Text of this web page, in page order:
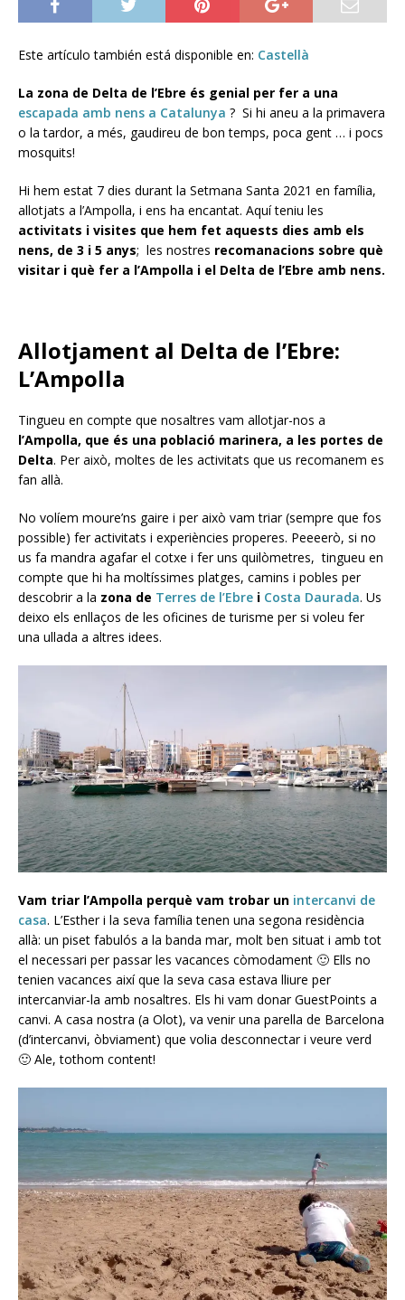
Este artículo también está disponible en: Castellà
La zona de Delta de l’Ebre és genial per fer a una
escapada amb nens a Catalunya ? Si hi aneu a la primavera
o la tardor, a més, gaudireu de bon temps, poca gent … i pocs
mosquits!
Hi hem estat 7 dies durant la Setmana Santa 2021 en família,
allotjats a l’Ampolla, i ens ha encantat. Aquí teniu les
activitats i visites que hem fet aquests dies amb els
nens, de 3 i 5 anys; les nostres recomanacions sobre què
visitar i què fer a l’Ampolla i el Delta de l’Ebre amb nens.
Allotjament al Delta de l’Ebre:
L’Ampolla
Tingueu en compte que nosaltres vam allotjar-nos a
l’Ampolla, que és una població marinera, a les portes de
Delta. Per això, moltes de les activitats que us recomanem es
fan allà.
No volíem moure’ns gaire i per això vam triar (sempre que fos
possible) fer activitats i experiències properes. Peeeerò, si no
us fa mandra agafar el cotxe i fer uns quilòmetres, tingueu en
compte que hi ha moltíssimes platges, camins i pobles per
descobrir a la zona de Terres de l’Ebre i Costa Daurada. Us
deixo els enllaços de les oficines de turisme per si voleu fer
una ullada a altres idees.
Vam triar l’Ampolla perquè vam trobar un intercanvi de
casa. L’Esther i la seva família tenen una segona residència
allà: un piset fabulós a la banda mar, molt ben situat i amb tot
el necessari per passar les vacances còmodament 🙂 Ells no
tenien vacances així que la seva casa estava lliure per
intercanviar-la amb nosaltres. Els hi vam donar GuestPoints a
canvi. A casa nostra (a Olot), va venir una parella de Barcelona
(d’intercanvi, òbviament) que volia desconnectar i veure verd
🙂 Ale, tothom content!